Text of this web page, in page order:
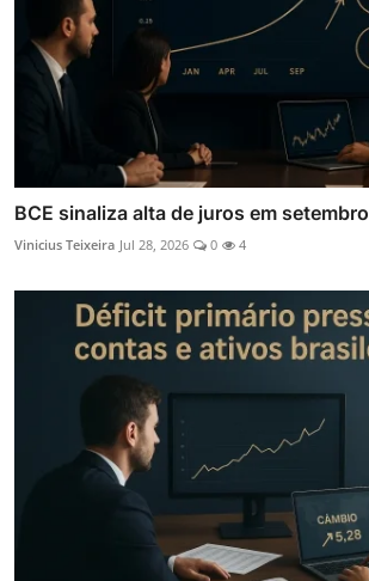
BCE sinaliza alta de juros em setembro
Vinicius Teixeira Jul 28, 2026 0 4